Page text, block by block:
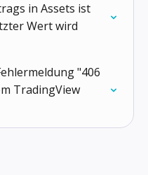
in Assets ist
Wert wird
"406
TradingView